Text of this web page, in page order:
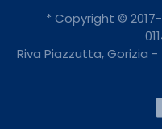
* Copyright © 2017-
Riva Piazzutta, Gorizia -